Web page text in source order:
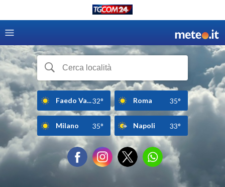
Faedo Va...32° Roma 35°
Milano 35° Napoli 33°